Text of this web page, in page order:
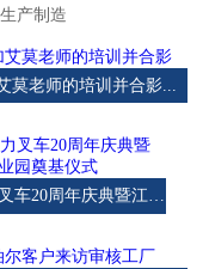
产制造
莫老师的培训并合影...
参加天力叉车20周年庆典暨江苏新工业园奠基仪式...